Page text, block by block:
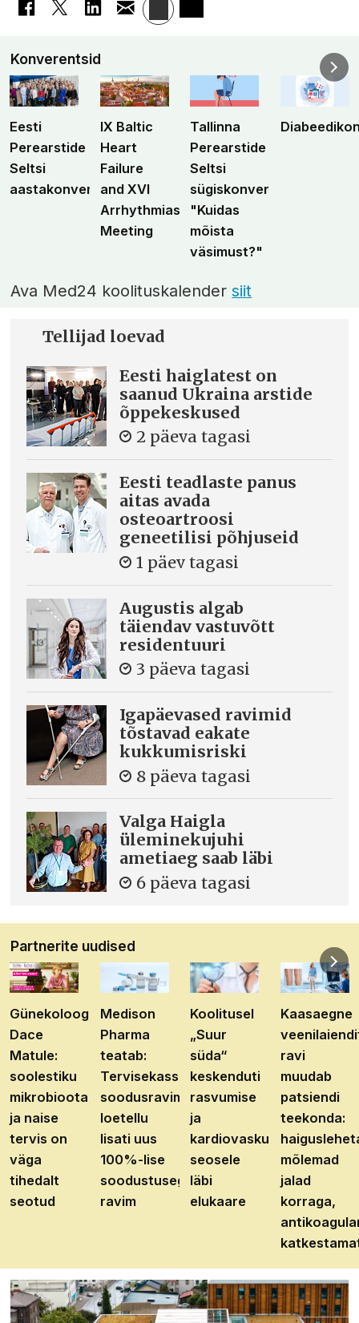
Konverentsid
Eesti
Perearstide
Seltsi
aastakonverents
IX Baltic
Heart
Failure
and XVI
Arrhythmias
Meeting
Tallinna
Perearstide
Seltsi
sügiskonverents
"Kuidas
mõista
väsimust?"
Ava Med24 koolituskalendersiit
Tellijad loevad
Eesti haiglatest on
saanud Ukraina arstide
õppekeskused
2 päeva tagasi
Eesti teadlaste panus
aitas avada
osteoartroosi
geneetilisi põhjuseid
1 päev tagasi
Augustis algab
täiendav vastuvõtt
residentuuri
3 päeva tagasi
Igapäevased ravimid
tõstavad eakate
kukkumisriski
8 päeva tagasi
Valga Haigla
üleminekujuhi
ametiaeg saab läbi
6 päeva tagasi
Partnerite uudised
Günekoloog
Dace
Matule:
soolestiku
mikrobioota
ja naise
tervis on
väga
tihedalt
seotud
Medison
Pharma
teatab:
Tervisekassa
soodusravimite
loetellu
lisati uus
100%-lise
soodustusega
ravim
Koolitusel
„Suur
süda“
keskenduti
rasvumise
ja
kardiovaskulaarhaiguste
seosele
läbi
elukaare
Kaasaegne
ravi
muudab
patsiendi
teekonda:
mõlemad
jalad
korraga,